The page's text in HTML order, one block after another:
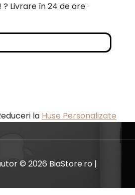
Livrare în 24 de ore ·
la Huse Personalizate
© 2026 BiaStore.ro |